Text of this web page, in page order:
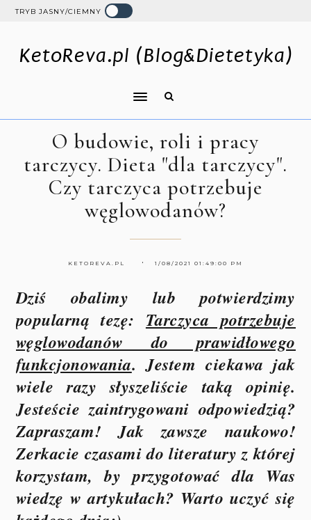
TRYB JASNY/CIEMNY
KetoReva.pl (Blog&Dietetyka)
O budowie, roli i pracy
tarczycy. Dieta "dla tarczycy".
Czy tarczyca potrzebuje
węglowodanów?
KETOREVA.PL 1/08/2021 01:49:00 PM
Dziś obalimy lub potwierdzimy
popularną tezę: Tarczyca potrzebuje
węglowodanów do prawidłowego
funkcjonowania. Jestem ciekawa jak
wiele razy słyszeliście taką opinię.
Jesteście zaintrygowani odpowiedzią?
Zapraszam! Jak zawsze naukowo!
Zerkacie czasami do literatury z której
korzystam, by przygotować dla Was
wiedzę w artykułach? Warto uczyć się